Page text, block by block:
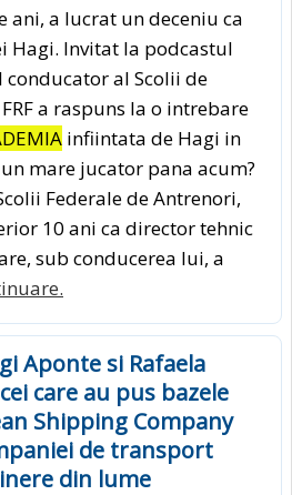
ani, a lucrat un deceniu ca
Hagi. Invitat la podcastul
conducator al Scolii de
a raspuns la o intrebare
infiintata de Hagi in
mare jucator pana acum?
Federale de Antrenori,
10 ani ca director tehnic
sub conducerea lui, a
Aponte si Rafaela
care au pus bazele
Shipping Company
de transport
din lume